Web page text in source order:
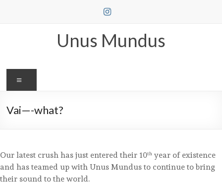
Unus Mundus
Vai—-what?
Our latest crush has just entered their 10th year of existence
and has teamed up with Unus Mundus to continue to bring
their sound to the world.